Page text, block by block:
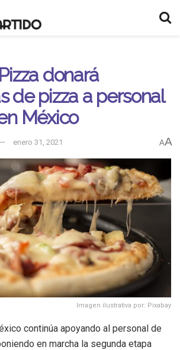
donará
de pizza a personal
México
enero 31, 2021 AA
Imagen ilustrativa por: Pixabay
continúa apoyando al personal de
en marcha la segunda etapa